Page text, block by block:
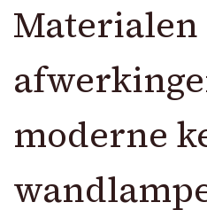
Materialen
moderne